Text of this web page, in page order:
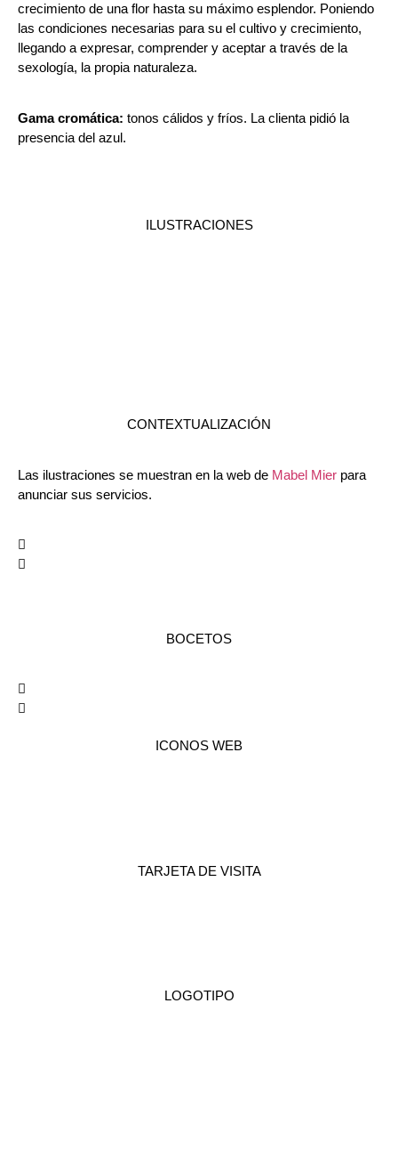
crecimiento de una flor hasta su máximo esplendor. Poniendo
las condiciones necesarias para su el cultivo y crecimiento,
llegando a expresar, comprender y aceptar a través de la
sexología, la propia naturaleza.
Gama cromática: tonos cálidos y fríos. La clienta pidió la
presencia del azul.
ILUSTRACIONES
CONTEXTUALIZACIÓN
Las ilustraciones se muestran en la web de Mabel Mier para
anunciar sus servicios.
BOCETOS
ICONOS WEB
TARJETA DE VISITA
LOGOTIPO